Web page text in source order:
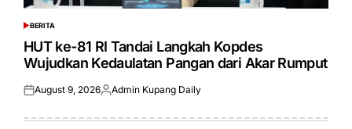
POSTED
IN
BERITA
HUT ke-81 RI Tandai Langkah Kopdes
Wujudkan Kedaulatan Pangan dari Akar Rumput
Posted
August 9, 2026Posted
Admin Kupang Daily